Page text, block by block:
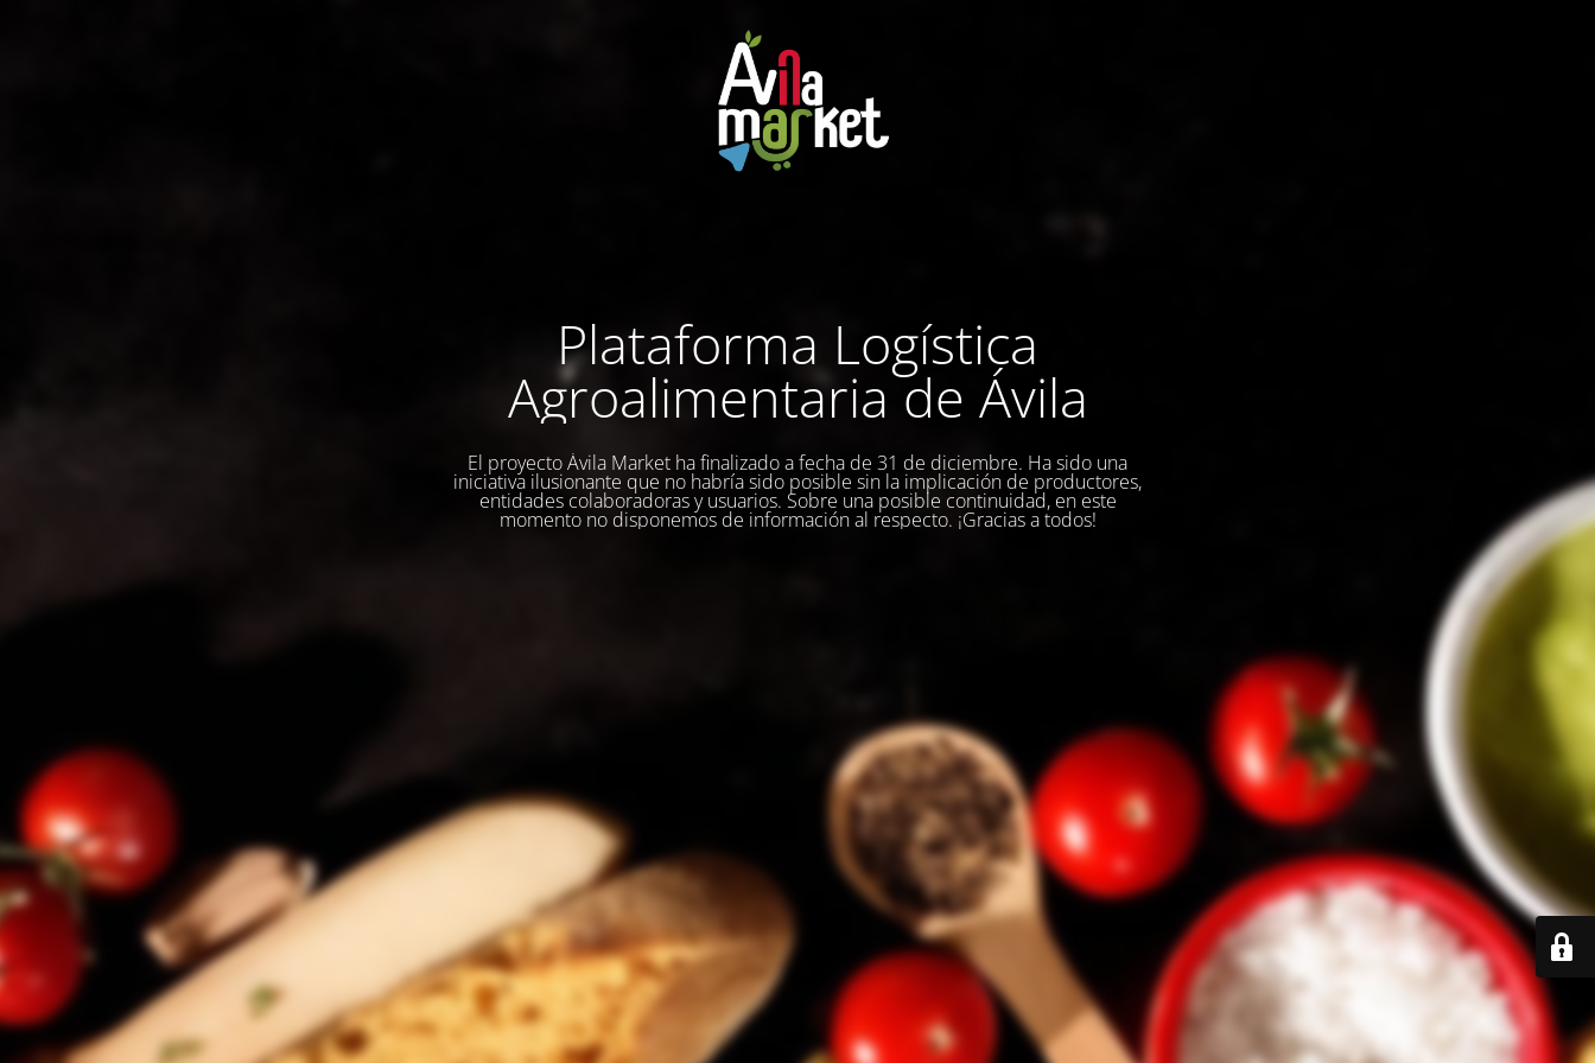
Plataforma Logística
Agroalimentaria de Ávila
El proyecto Ávila Market ha finalizado a fecha de 31 de diciembre. Ha sido una
iniciativa ilusionante que no habría sido posible sin la implicación de productores,
entidades colaboradoras y usuarios. Sobre una posible continuidad, en este
momento no disponemos de información al respecto. ¡Gracias a todos!